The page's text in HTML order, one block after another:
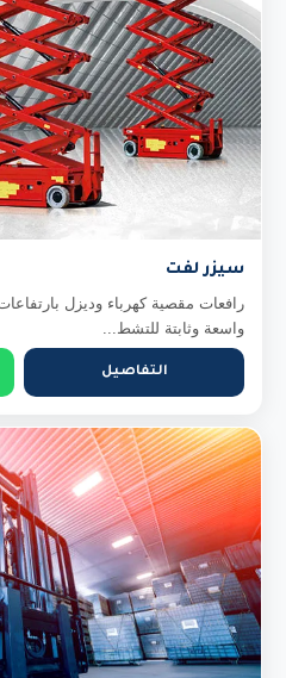
سيزر لفت
واسعة وثابتة للتشط...
التفاصيل